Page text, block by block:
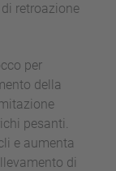
retroazione
per
della
pesanti.
e aumenta
di